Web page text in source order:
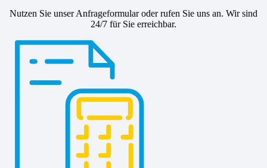
Nutzen Sie unser Anfrageformular oder rufen Sie uns an. Wir sind
24/7 für Sie erreichbar.